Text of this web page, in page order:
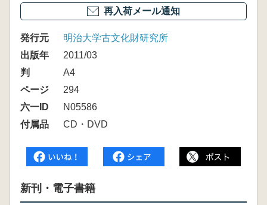
再入荷メール通知
発行元
明治大学古文化財研究所
出版年
2011/03
判
A4
ページ
294
六一ID
N05586
付属品
CD・DVD
新刊・電子書籍